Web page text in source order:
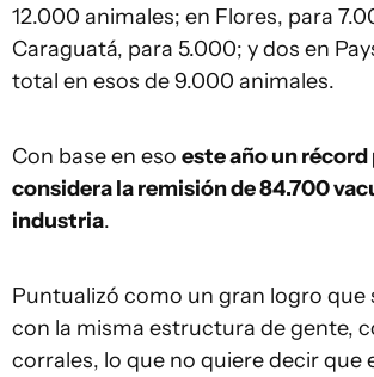
12.000 animales; en Flores, para
Caraguatá, para 5.000; y dos en
total en esos de 9.000 animales.
Con base en eso este año un récord
considera la remisión de 84.700
industria.
Puntualizó como un gran logro que
con la misma estructura de gente,
corrales, lo que no quiere decir que